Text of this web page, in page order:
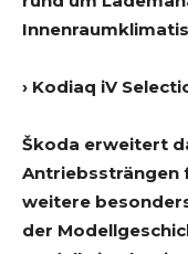
› Kodiaq iV
Škoda erweitert
Antriebssträngen
weitere
der